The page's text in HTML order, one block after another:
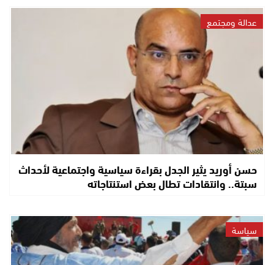
عدالة ومجتمع
حسن أوريد يثير الجدل بقراءة سياسية واجتماعية لأحداث
سبتة.. وانتقادات تطال بعض استنتاجاته
سياسة